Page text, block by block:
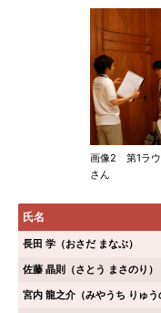
画像2 第1ラウ
さん
氏名
長田 学（おさだ まなぶ）
佐藤 晶則（さとう まさのり）
宮内 龍之介（みやうち りゅう